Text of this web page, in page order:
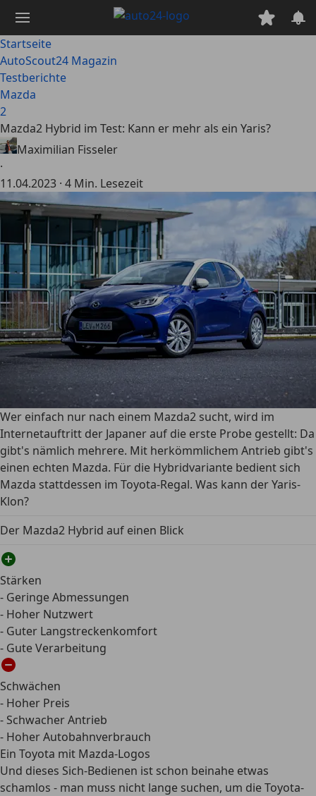
Hauptinhalt
springen
Startseite
AutoScout24 Magazin
Testberichte
Mazda
2
Mazda2 Hybrid im Test: Kann er mehr als ein Yaris?
Maximilian Fisseler
·
11.04.2023 · 4 Min. Lesezeit
Wer einfach nur nach einem Mazda2 sucht, wird im
Internetauftritt der Japaner auf die erste Probe gestellt: Da
gibt's nämlich mehrere. Mit herkömmlichem Antrieb gibt's
einen echten Mazda. Für die Hybridvariante bedient sich
Mazda stattdessen im Toyota-Regal. Was kann der Yaris-
Klon?
Der Mazda2 Hybrid auf einen Blick
Stärken
- Geringe Abmessungen
- Hoher Nutzwert
- Guter Langstreckenkomfort
- Gute Verarbeitung
Schwächen
- Hoher Preis
- Schwacher Antrieb
- Hoher Autobahnverbrauch
Ein Toyota mit Mazda-Logos
Und dieses Sich-Bedienen ist schon beinahe etwas
schamlos - man muss nicht lange suchen, um die Toyota-